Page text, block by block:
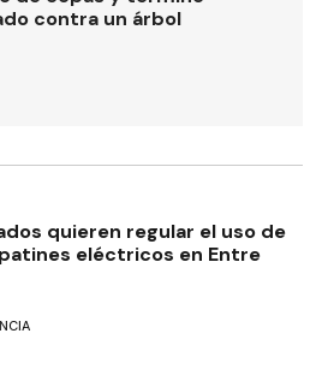
contra un árbol
quieren regular el uso de
eléctricos en Entre